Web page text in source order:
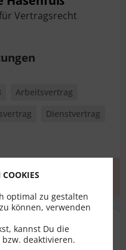
Vertragsrecht
Arbeitsvertrag
Dienstvertrag
zum Profil
Krüger
für Vertragsrecht
optimal zu gestalten
können, verwenden
kannst Du die
deaktivieren.